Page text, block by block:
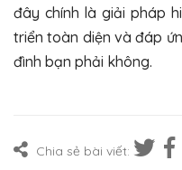
đây chính là giải pháp
triển toàn diện và đáp
đình bạn phải không.
Chia sẻ bài viết: